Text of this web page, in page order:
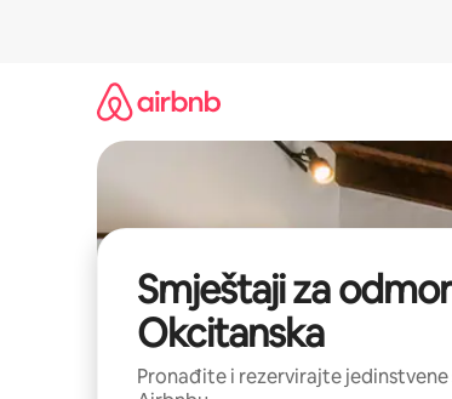
Smještaji za
Okcitanska
Pronađite i rezervirajte jedinstvene